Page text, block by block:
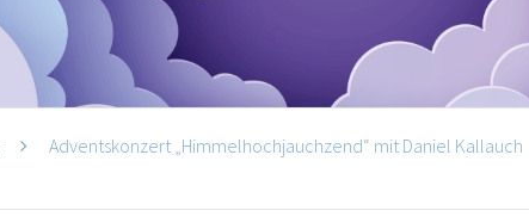
Adventskonzert „Himmelhochjauchzend“ mit Daniel Kallauch